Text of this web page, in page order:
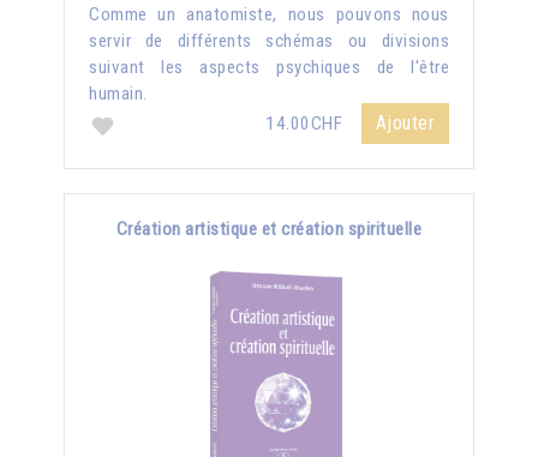
Comme un anatomiste, nous pouvons nous
servir de différents schémas ou divisions
suivant les aspects psychiques de l'être
humain.
14.00CHF
Ajouter
Création artistique et création spirituelle